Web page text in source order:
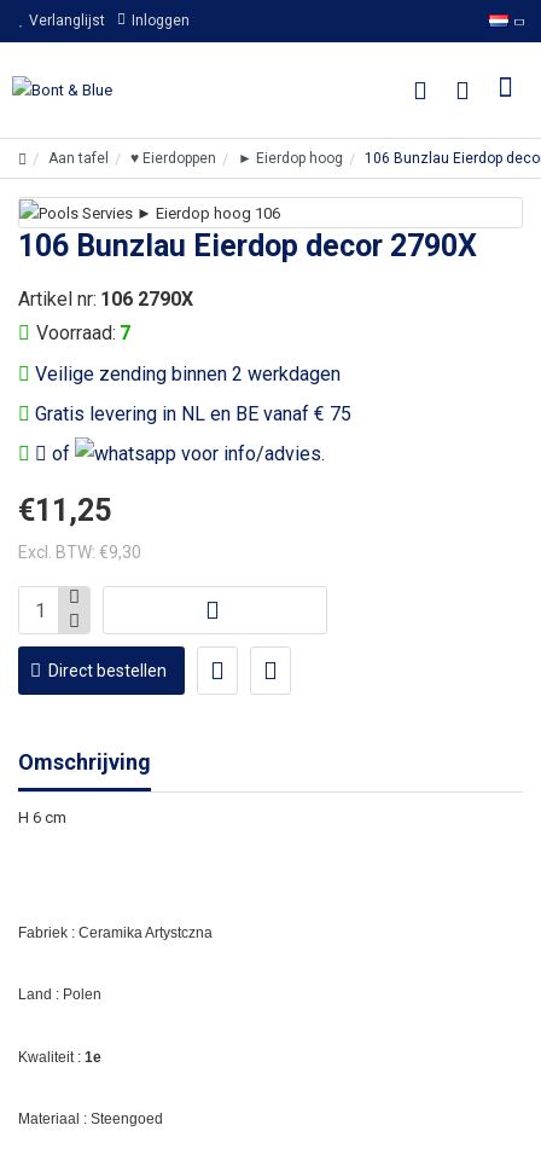
Verlanglijst Inloggen
Aan tafel ♥ Eierdoppen ► Eierdop hoog 106 Bunzlau Eierdop
106 Bunzlau Eierdop decor 2790X
Veilige zending binnen 2 werkdagen
Gratis levering in NL en BE vanaf € 75
of
voor info/advies.
Voorraad: 7
Artikel nr: 106 2790X
€11,25
Excl. BTW: €9,30
Direct bestellen
Omschrijving
H 6 cm
Fabriek : Ceramika Artystczna
Land : Polen
Kwaliteit : 1e
Materiaal : Steengoed